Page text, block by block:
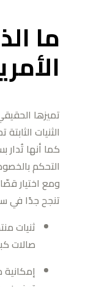
ما
تميزها
الثنيات
كما أنها
التحكم
ومع اختيار
تنجح جدًا في
ثنيات
صالات